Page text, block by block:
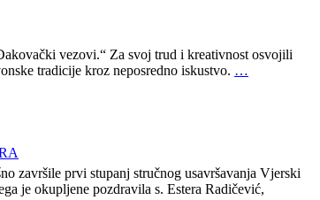
vezovi.“ Za svoj trud i kreativnost osvojili
tradicije kroz neposredno iskustvo. …
završile prvi stupanj stručnog usavršavanja Vjerski
je okupljene pozdravila s. Estera Radičević,